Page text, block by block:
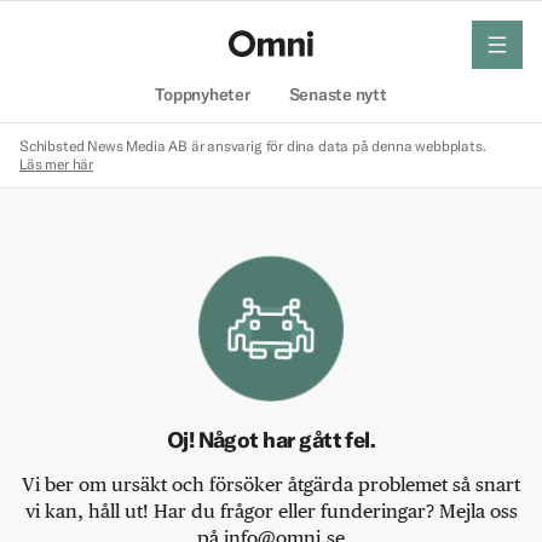
Toppnyheter Senaste nytt
meny
Schibsted News Media AB är ansvarig för dina data på denna webbplats.
Läs mer här
Oj! Något har gått fel.
Vi ber om ursäkt och försöker åtgärda problemet så snart
vi kan, håll ut! Har du frågor eller funderingar? Mejla oss